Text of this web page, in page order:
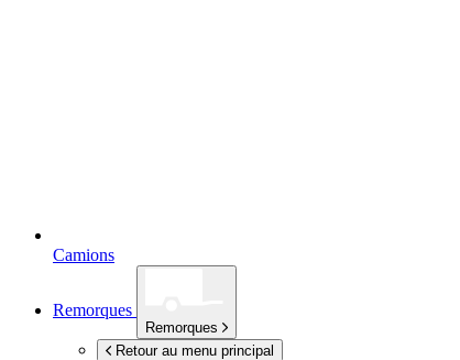
Camions
Remorques
Remorques
Retour au menu principal